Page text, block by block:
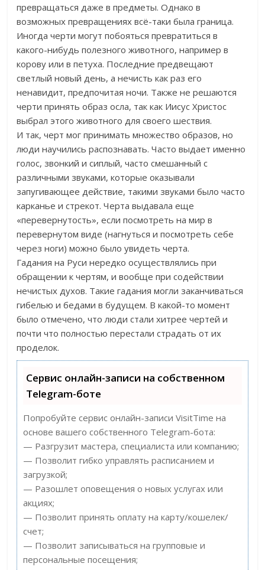
превращаться даже в предметы. Однако в
возможных превращениях всё-таки была граница.
Иногда черти могут побояться превратиться в
какого-нибудь полезного животного, например в
корову или в петуха. Последние предвещают
светлый новый день, а нечисть как раз его
ненавидит, предпочитая ночи. Также не решаются
черти принять образ осла, так как Иисус Христос
выбрал этого животного для своего шествия.
И так, черт мог принимать множество образов, но
люди научились распознавать. Часто выдает именно
голос, звонкий и сиплый, часто смешанный с
различными звуками, которые оказывали
запугивающее действие, такими звуками было часто
карканье и стрекот. Черта выдавала еще
«перевернутость», если посмотреть на мир в
перевернутом виде (нагнуться и посмотреть себе
через ноги) можно было увидеть черта.
Гадания на Руси нередко осуществлялись при
обращении к чертям, и вообще при содействии
нечистых духов. Такие гадания могли заканчиваться
гибелью и бедами в будущем. В какой-то момент
было отмечено, что люди стали хитрее чертей и
почти что полностью перестали страдать от их
проделок.
Сервис онлайн-записи на собственном
Telegram-боте
Попробуйте сервис онлайн-записи VisitTime на
основе вашего собственного Telegram-бота:
— Разгрузит мастера, специалиста или компанию;
— Позволит гибко управлять расписанием и
загрузкой;
— Разошлет оповещения о новых услугах или
акциях;
— Позволит принять оплату на карту/кошелек/
счет;
— Позволит записываться на групповые и
персональные посещения;